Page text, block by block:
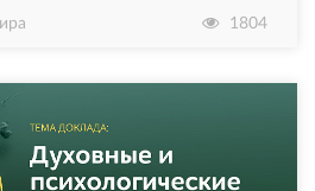
1804